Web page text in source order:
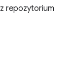
z repozytorium